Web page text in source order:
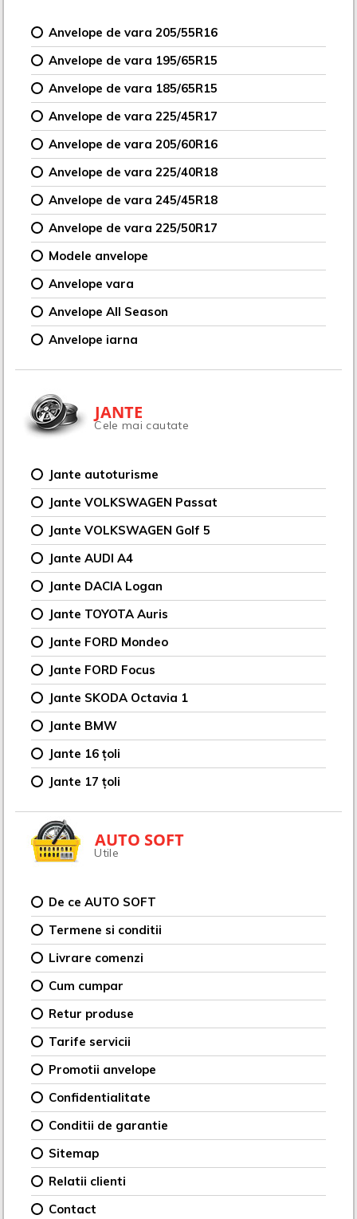
Anvelope de vara 205/55R16
Anvelope de vara 195/65R15
Anvelope de vara 185/65R15
Anvelope de vara 225/45R17
Anvelope de vara 205/60R16
Anvelope de vara 225/40R18
Anvelope de vara 245/45R18
Anvelope de vara 225/50R17
Modele anvelope
Anvelope vara
Anvelope All Season
Anvelope iarna
JANTE
Cele mai cautate
Jante autoturisme
Jante VOLKSWAGEN Passat
Jante VOLKSWAGEN Golf 5
Jante AUDI A4
Jante DACIA Logan
Jante TOYOTA Auris
Jante FORD Mondeo
Jante FORD Focus
Jante SKODA Octavia 1
Jante BMW
Jante 16 țoli
Jante 17 țoli
AUTO SOFT
Utile
De ce AUTO SOFT
Termene si conditii
Livrare comenzi
Cum cumpar
Retur produse
Tarife servicii
Promotii anvelope
Confidentialitate
Conditii de garantie
Sitemap
Relatii clienti
Contact